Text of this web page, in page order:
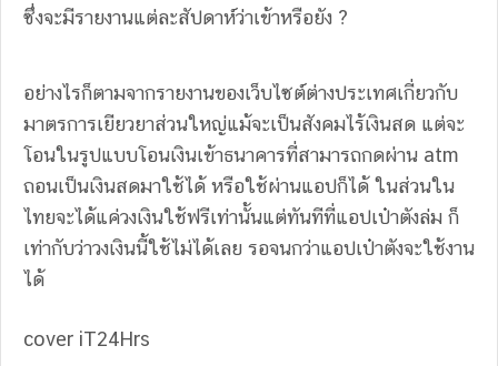
ซึ่งจะมีรายงานแต่ละสัปดาห์ว่าเข้าหรือยัง ?
อย่างไรก็ตามจากรายงานของเว็บไซต์ต่างประเทศเกี่ยวกับ
มาตรการเยียวยาส่วนใหญ่แม้จะเป็นสังคมไร้เงินสด แต่จะ
โอนในรูปแบบโอนเงินเข้าธนาคารที่สามารถกดผ่าน atm
ถอนเป็นเงินสดมาใช้ได้ หรือใช้ผ่านแอปก็ได้ ในส่วนใน
ไทยจะได้แค่วงเงินใช้ฟรีเท่านั้นแต่ทันทีที่แอปเป๋าตังล่ม ก็
เท่ากับว่าวงเงินนี้ใช้ไม่ได้เลย รอจนกว่าแอปเป๋าตังจะใช้งาน
ได้
cover iT24Hrs